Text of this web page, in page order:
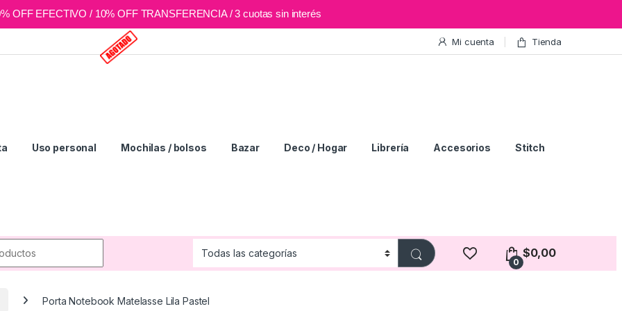
OFF EFECTIVO / 10% OFF TRANSFERENCIA / 3 cuotas sin interés
Mi cuenta Tienda
Uso personal Mochilas / bolsos Bazar Deco / Hogar Librería Accesorios Stitch
0
$0,00
Porta Notebook Matelasse Lila Pastel